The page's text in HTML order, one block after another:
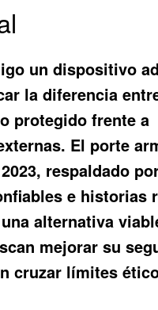
un dispositivo
la diferencia
protegido frente a
El porte
, respaldado
e historias
alternativa
mejorar su
cruzar límites